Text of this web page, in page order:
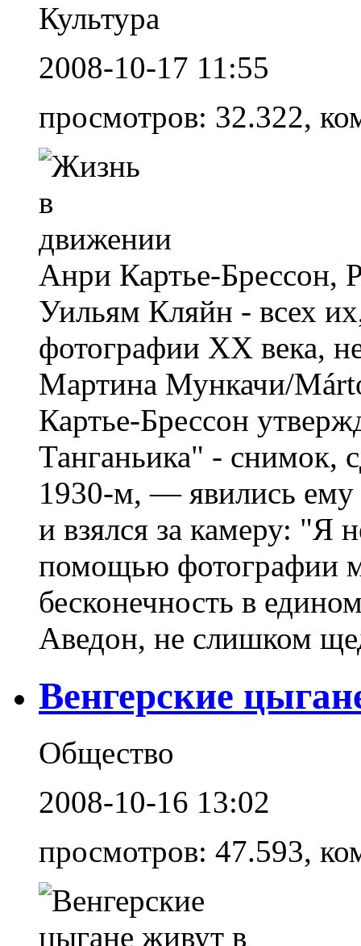
Культура
2008-10-17 11:55
просмотров: 32.322,
Анри Картье-
Уильям Кляйн - всех
фотографии XX века,
Мартина Мункачи/
Картье-Брессон
Танганьика" - снимок,
1930-м, — явились ему
и взялся за камеру: "Я
помощью фотографии
бесконечность в
Аведон, не слишком
Венгерские
Общество
2008-10-16 13:02
просмотров: 47.593,